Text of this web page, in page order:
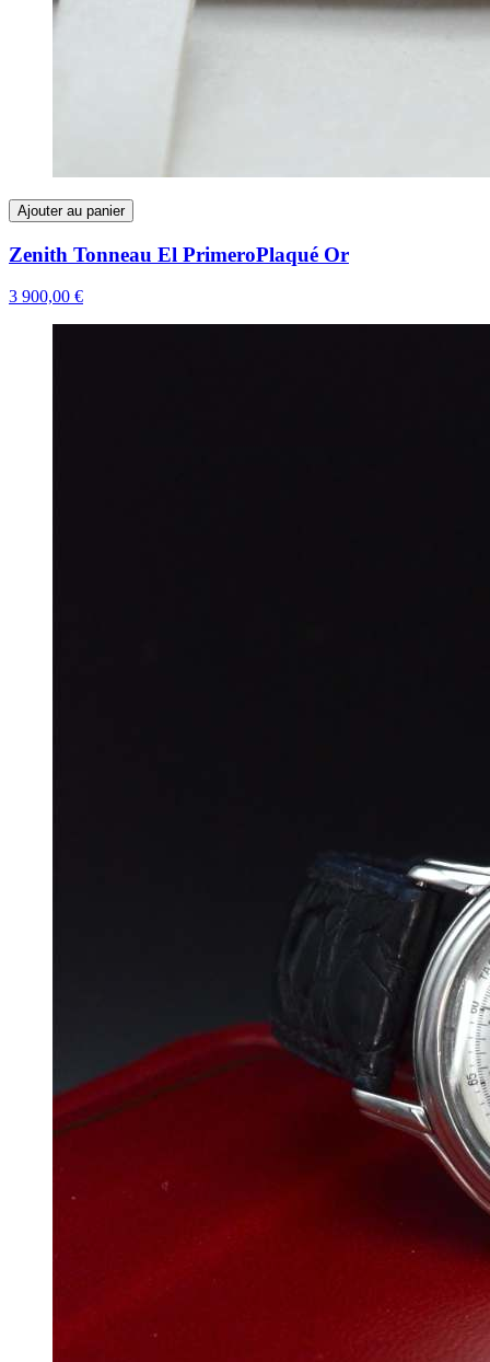
Ajouter au panier
Zenith Tonneau El PrimeroPlaqué Or
3 900,00 €